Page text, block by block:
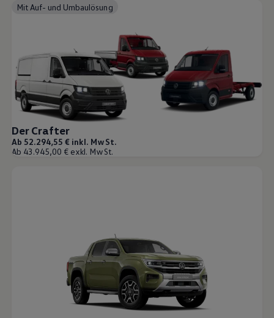
Mit Auf- und Umbaulösung
Der Crafter
Ab 52.294,55 € inkl. MwSt.
Ab 43.945,00 € exkl. MwSt.